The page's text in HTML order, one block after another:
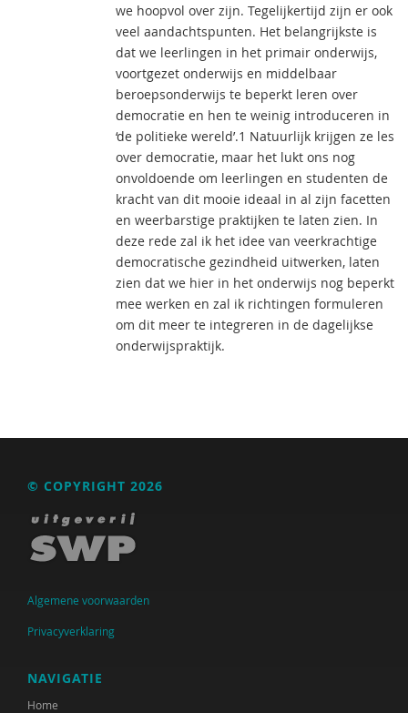
we hoopvol over zijn. Tegelijkertijd zijn er ook
veel aandachtspunten. Het belangrijkste is
dat we leerlingen in het primair onderwijs,
voortgezet onderwijs en middelbaar
beroepsonderwijs te beperkt leren over
democratie en hen te weinig introduceren in
‘de politieke wereld’.1 Natuurlijk krijgen ze les
over democratie, maar het lukt ons nog
onvoldoende om leerlingen en studenten de
kracht van dit mooie ideaal in al zijn facetten
en weerbarstige praktijken te laten zien. In
deze rede zal ik het idee van veerkrachtige
democratische gezindheid uitwerken, laten
zien dat we hier in het onderwijs nog beperkt
mee werken en zal ik richtingen formuleren
om dit meer te integreren in de dagelijkse
onderwijspraktijk.
© COPYRIGHT 2026
Algemene voorwaarden
Privacyverklaring
NAVIGATIE
Home